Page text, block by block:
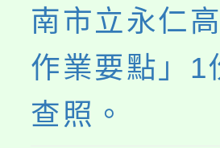
南市立永仁
作業要點」1
查照。